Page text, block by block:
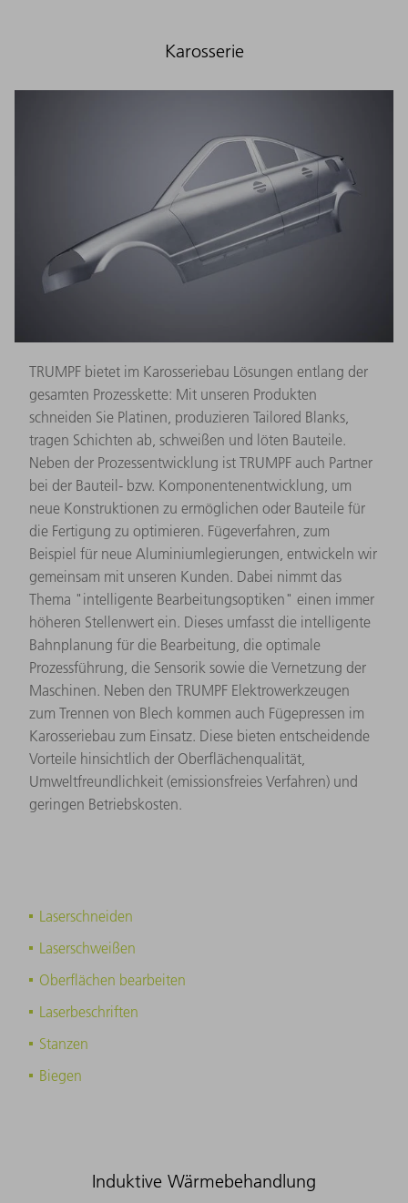
Karosserie
TRUMPF bietet im Karosseriebau Lösungen entlang der
gesamten Prozesskette: Mit unseren Produkten
schneiden Sie Platinen, produzieren Tailored Blanks,
tragen Schichten ab, schweißen und löten Bauteile.
Neben der Prozessentwicklung ist TRUMPF auch Partner
bei der Bauteil- bzw. Komponentenentwicklung, um
neue Konstruktionen zu ermöglichen oder Bauteile für
die Fertigung zu optimieren. Fügeverfahren, zum
Beispiel für neue Aluminiumlegierungen, entwickeln wir
gemeinsam mit unseren Kunden. Dabei nimmt das
Thema "intelligente Bearbeitungsoptiken" einen immer
höheren Stellenwert ein. Dieses umfasst die intelligente
Bahnplanung für die Bearbeitung, die optimale
Prozessführung, die Sensorik sowie die Vernetzung der
Maschinen. Neben den TRUMPF Elektrowerkzeugen
zum Trennen von Blech kommen auch Fügepressen im
Karosseriebau zum Einsatz. Diese bieten entscheidende
Vorteile hinsichtlich der Oberflächenqualität,
Umweltfreundlichkeit (emissionsfreies Verfahren) und
geringen Betriebskosten.
Laserschneiden
Laserschweißen
Oberflächen bearbeiten
Laserbeschriften
Stanzen
Biegen
Induktive Wärmebehandlung